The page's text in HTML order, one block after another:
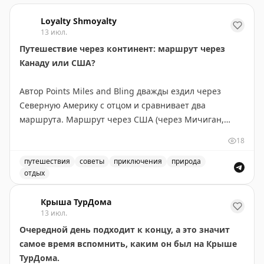
Loyalty Shmoyalty
13 июл.
Путешествие через континент: маршрут через
Канаду или США?
Автор Points Miles and Bling дважды ездил через
Северную Америку с отцом и сравнивает два
маршрута. Маршрут через США (через Мичиган,
экономнее по топливу — идеален, если спешите. Но
главное открытие — это не пейзажи, а люди и
неожиданные остановки. В маленьком городке
номер, а ужин превратился в экскурсию по винному
погребу. Канадский маршрут длиннее, но предлагает
более продолжительные красивые виды: озера и леса
Северного Онтарио, Канадские Скалистые горы.
Совет: если едите ради пейзажей — выбирайте
18
путешествия советы приключения
природа
отдых
Крыша ТурДома
13 июл.
Очередной день подходит к концу, а это значит
самое время вспомнить, каким он был на Крыше
ТурДома.